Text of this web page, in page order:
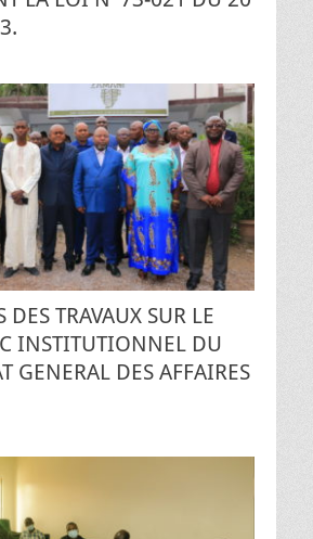
DES TRAVAUX SUR LE
INSTITUTIONNEL DU
GENERAL DES AFFAIRES